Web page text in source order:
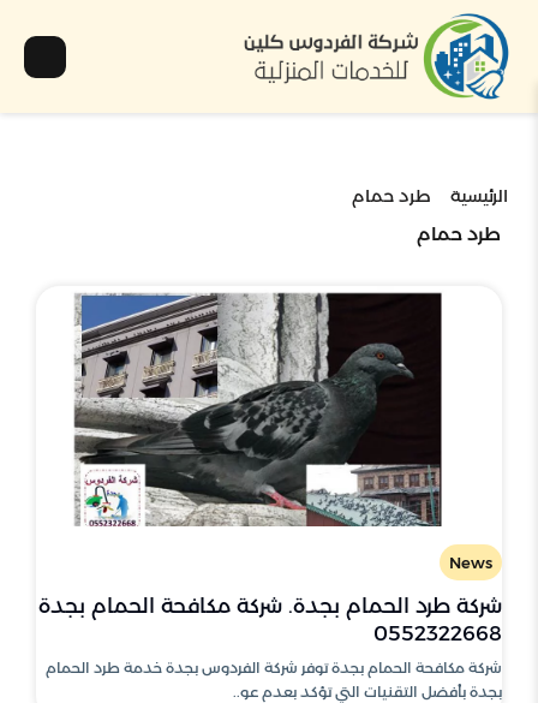
الرئيسية طرد حمام
طرد حمام
News
شركة طرد الحمام بجدة. شركة مكافحة الحمام بجدة
0552322668
شركة مكافحة الحمام بجدة توفر شركة الفردوس بجدة خدمة طرد الحمام
بجدة بأفضل التقنيات التي تؤكد بعدم عو..